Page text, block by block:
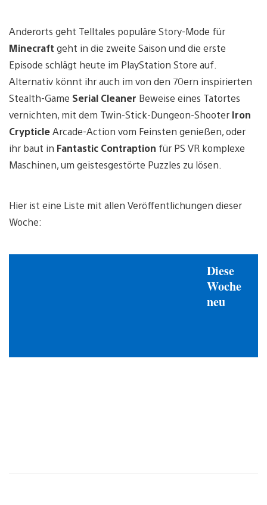
Anderorts geht Telltales populäre Story-Mode für
Minecraft geht in die zweite Saison und die erste
Episode schlägt heute im PlayStation Store auf.
Alternativ könnt ihr auch im von den 70ern inspirierten
Stealth-Game Serial Cleaner Beweise eines Tatortes
vernichten, mit dem Twin-Stick-Dungeon-Shooter Iron
CrypticleArcade-Action vom Feinsten genießen, oder
ihr baut in Fantastic Contraption für PS VR komplexe
Maschinen, um geistesgestörte Puzzles zu lösen.
Hier ist eine Liste mit allen Veröffentlichungen dieser
Woche:
Diese
Woche
neu